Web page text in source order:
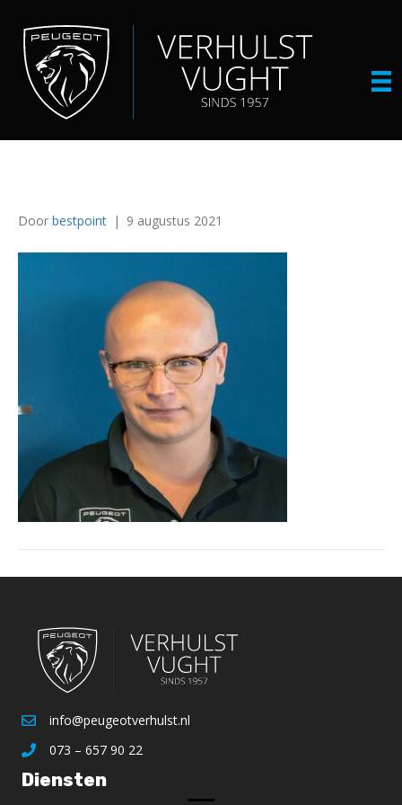
Door bestpoint | 9 augustus 2021
info@peugeotverhulst.nl
073 – 657 90 22
Diensten